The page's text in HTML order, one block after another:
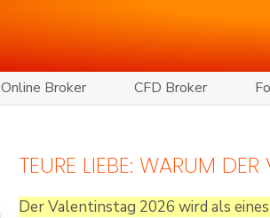
Online Broker CFD Broker
TEURE LIEBE: WARUM
Der Valentinstag 2026 wird als